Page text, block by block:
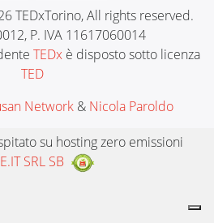
TEDxTorino, All rights reserved.
P. IVA 11617060014
TEDx è disposto sotto licenza
TED
Network& Nicola Paroldo
su hosting zero emissioni
SRL SB